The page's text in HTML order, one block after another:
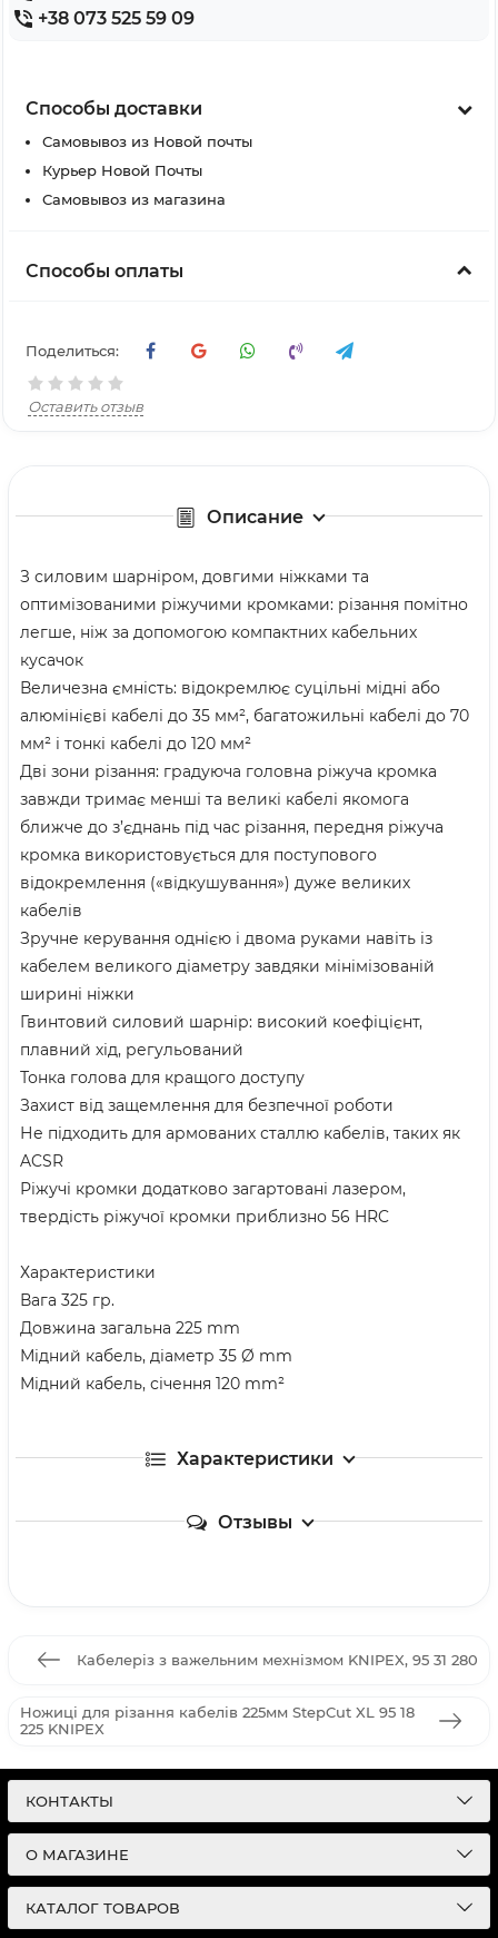
+38 073 525 59 09
Способы доставки
Самовывоз из Новой почты
Курьер Новой Почты
Самовывоз из магазина
Способы оплаты
Поделиться:
Оставить отзыв
Описание
З силовим шарніром, довгими ніжками та
оптимізованими ріжучими кромками: різання помітно
легше, ніж за допомогою компактних кабельних
кусачок
Величезна ємність: відокремлює суцільні мідні або
алюмінієві кабелі до 35 мм², багатожильні кабелі до 70
мм² і тонкі кабелі до 120 мм²
Дві зони різання: градуюча головна ріжуча кромка
завжди тримає менші та великі кабелі якомога
ближче до з’єднань під час різання, передня ріжуча
кромка використовується для поступового
відокремлення («відкушування») дуже великих
кабелів
Зручне керування однією і двома руками навіть із
кабелем великого діаметру завдяки мінімізованій
ширині ніжки
Гвинтовий силовий шарнір: високий коефіцієнт,
плавний хід, регульований
Тонка голова для кращого доступу
Захист від защемлення для безпечної роботи
Не підходить для армованих сталлю кабелів, таких як
ACSR
Ріжучі кромки додатково загартовані лазером,
твердість ріжучої кромки приблизно 56 HRC
Характеристики
Вага 325 гр.
Довжина загальна 225 mm
Мідний кабель, діаметр 35 Ø mm
Мідний кабель, січення 120 mm²
Характеристики
Отзывы
Кабелеріз з важельним мехнізмом KNIPEX, 95 31 280
Ножиці для різання кабелів 225мм StepCut XL 95 18
225 KNIPEX
КОНТАКТЫ
О МАГАЗИНЕ
КАТАЛОГ ТОВАРОВ